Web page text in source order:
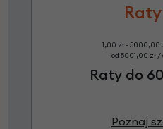
1,00 zł - 5000,00
od 5001,00 zł
Raty do
Poznaj